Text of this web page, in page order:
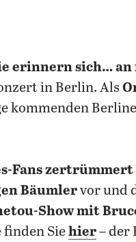
erinnern sich… an
in Berlin. Als
kommenden
Fans zertrümmert
Bäumlervor und
Show mit
finden Siehier– der